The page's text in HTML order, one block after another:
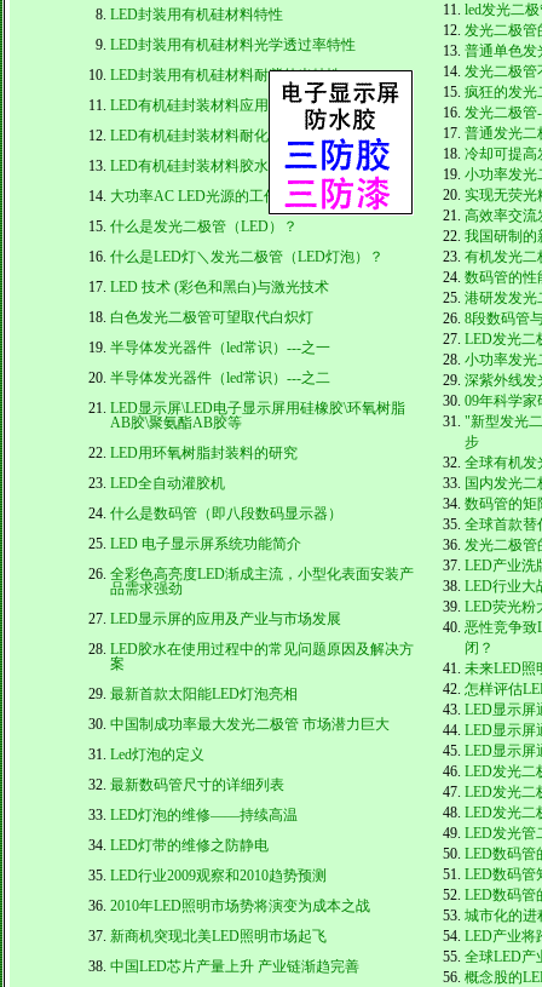
LED封装用有机硅材料特性
LED封装用有机硅材料光学透过率特性
LED封装用有机硅材料耐紫外光特性
LED有机硅封装材料应用原理及分析
LED有机硅封装材料耐化学品性能表
LED有机硅封装材料胶水的使用方法及防范
大功率AC LED光源的工作原理
什么是发光二极管（LED）？
什么是LED灯＼发光二极管（LED灯泡）？
LED 技术 (彩色和黑白)与激光技术
白色发光二极管可望取代白炽灯
半导体发光器件（led常识）---之一
半导体发光器件（led常识）---之二
LED显示屏\LED电子显示屏用硅橡胶\环氧树脂
AB胶\聚氨酯AB胶等
LED用环氧树脂封装料的研究
LED全自动灌胶机
什么是数码管（即八段数码显示器）
LED 电子显示屏系统功能简介
全彩色高亮度LED渐成主流，小型化表面安装产
品需求强劲
LED显示屏的应用及产业与市场发展
LED胶水在使用过程中的常见问题原因及解决方
案
最新首款太阳能LED灯泡亮相
中国制成功率最大发光二极管 市场潜力巨大
Led灯泡的定义
最新数码管尺寸的详细列表
LED灯泡的维修——持续高温
LED灯带的维修之防静电
LED行业2009观察和2010趋势预测
2010年LED照明市场势将演变为成本之战
新商机突现北美LED照明市场起飞
中国LED芯片产量上升 产业链渐趋完善
led发光二
发光二极管
普通单色发
发光二极管
疯狂的发光
发光二极管
普通发光二
冷却可提高
小功率发光
实现无荧光
高效率交流
我国研制的
有机发光二
数码管的性
港研发发光
8段数码管
LED发光二
小功率发光
深紫外线发
09年科学
"新型发光
步
全球有机发
国内发光
数码管的矩
全球首款替
发光二极管
LED产业洗
LED行业大
LED荧光粉
恶性竞争致
闭？
未来LED照
怎样评估
LED显示屏
LED显示屏
LED显示屏
LED发光二
LED发光二
LED发光二
LED发光管
LED数码管
LED数码管
LED数码管
城市化的进
LED产业将
全球LED产
概念股的